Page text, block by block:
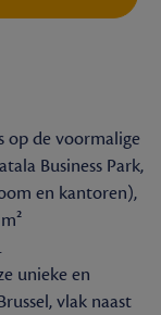
de voormalige
Business Park,
en kantoren),
unieke en
vlak naast